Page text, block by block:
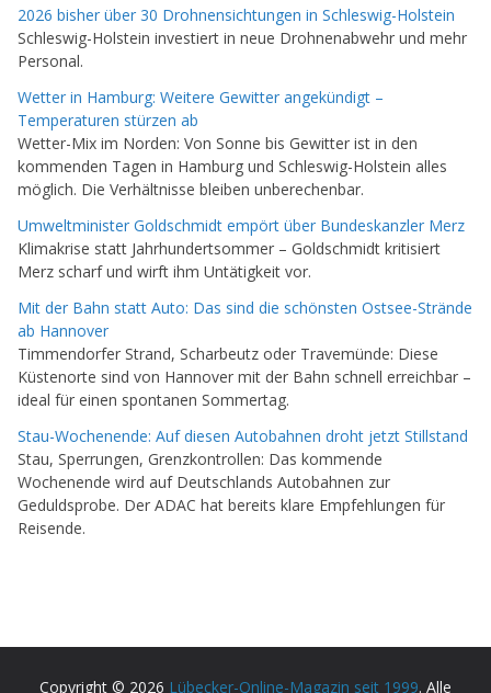
2026 bisher über 30 Drohnensichtungen in Schleswig-Holstein
Schleswig-Holstein investiert in neue Drohnenabwehr und mehr
Personal.
Wetter in Hamburg: Weitere Gewitter angekündigt –
Temperaturen stürzen ab
Wetter-Mix im Norden: Von Sonne bis Gewitter ist in den
kommenden Tagen in Hamburg und Schleswig-Holstein alles
möglich. Die Verhältnisse bleiben unberechenbar.
Umweltminister Goldschmidt empört über Bundeskanzler Merz
Klimakrise statt Jahrhundertsommer – Goldschmidt kritisiert
Merz scharf und wirft ihm Untätigkeit vor.
Mit der Bahn statt Auto: Das sind die schönsten Ostsee-Strände
ab Hannover
Timmendorfer Strand, Scharbeutz oder Travemünde: Diese
Küstenorte sind von Hannover mit der Bahn schnell erreichbar –
ideal für einen spontanen Sommertag.
Stau-Wochenende: Auf diesen Autobahnen droht jetzt Stillstand
Stau, Sperrungen, Grenzkontrollen: Das kommende
Wochenende wird auf Deutschlands Autobahnen zur
Geduldsprobe. Der ADAC hat bereits klare Empfehlungen für
Reisende.
Copyright © 2026 Lübecker-Online-Magazin seit 1999. Alle